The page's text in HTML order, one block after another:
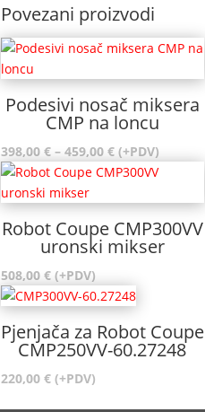
Povezani proizvodi
Podesivi nosač miksera
CMP na loncu
398,00 € – 459,00 €Raspon
cijena:
398,00 €
do
459,00 €
(+PDV)
Robot Coupe CMP300VV
uronski mikser
508,00 € (+PDV)
Pjenjača za Robot Coupe
CMP250VV-60.27248
220,00 € (+PDV)